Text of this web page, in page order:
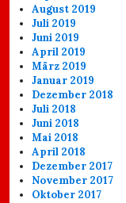
August 2019
Juli 2019
Juni 2019
April 2019
März 2019
Januar 2019
Dezember 2018
Juli 2018
Juni 2018
Mai 2018
April 2018
Dezember 2017
November 2017
Oktober 2017